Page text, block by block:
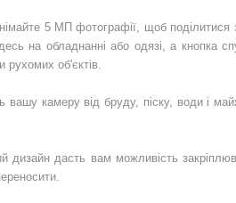
5 МП фотографії, щоб
на обладнанні або одязі, а кнопка
рухомих об'єктів.
вашу камеру від бруду, піску, води і
дизайн дасть вам можливість